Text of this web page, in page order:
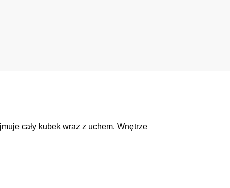
cały kubek wraz z uchem. Wnętrze